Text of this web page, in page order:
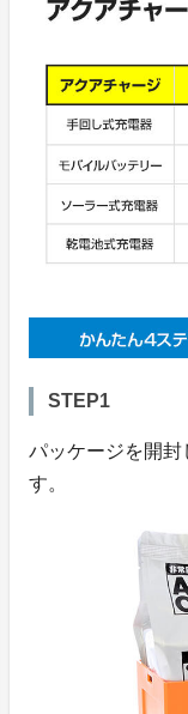
STEP1
パッケージを開封
す。